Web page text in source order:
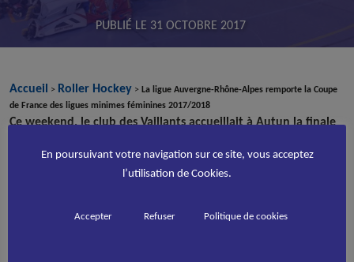
PUBLIÉ LE 31 OCTOBRE 2017
Accueil > Roller Hockey > La ligue Auvergne-Rhône-Alpes remporte la Coupe
de France des ligues minimes féminines 2017/2018
Ce weekend, le club des Vaillants accueillait à Autun la finale
féminines.
du weekend dans un cadre à la fois compétitif et convivial.
En poursuivant votre navigation sur ce site, vous acceptez
l’utilisation de Cookies.
Accepter Refuser Politique de cookies